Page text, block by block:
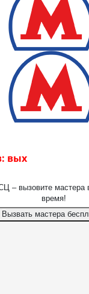
вых
– вызовите
время!
Вызвать мастера